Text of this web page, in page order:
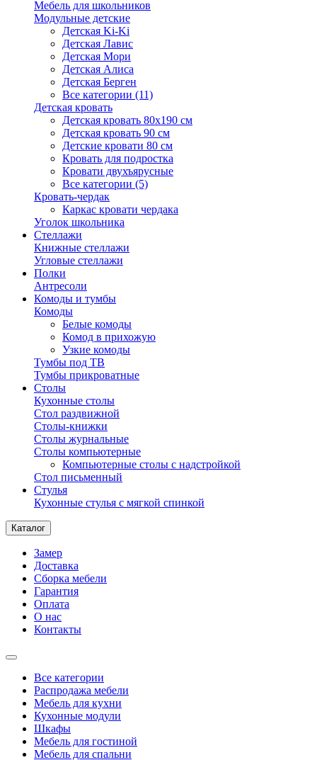
Мебель для школьников
Модульные детские
Детская Ki-Ki
Детская Лавис
Детская Мори
Детская Алиса
Детская Берген
Все категории (11)
Детская кровать
Детская кровать 80х190 см
Детская кровать 90 см
Детские кровати 80 см
Кровать для подростка
Кровати двухъярусные
Все категории (5)
Кровать-чердак
Каркас кровати чердака
Уголок школьника
Стеллажи
Книжные стеллажи
Угловые стеллажи
Полки
Антресоли
Комоды и тумбы
Комоды
Белые комоды
Комод в прихожую
Узкие комоды
Тумбы под ТВ
Тумбы прикроватные
Столы
Кухонные столы
Стол раздвижной
Столы-книжки
Столы журнальные
Столы компьютерные
Компьютерные столы с надстройкой
Стол письменный
Стулья
Кухонные стулья с мягкой спинкой
Каталог
Замер
Доставка
Сборка мебели
Гарантия
Оплата
О нас
Контакты
Все категории
Распродажа мебели
Мебель для кухни
Кухонные модули
Шкафы
Мебель для гостиной
Мебель для спальни